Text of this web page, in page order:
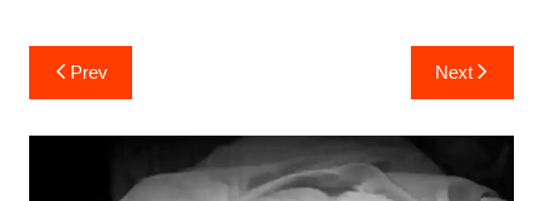
Post
navigation
Prev Next